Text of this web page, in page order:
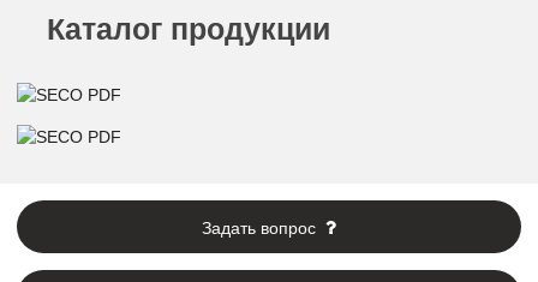
Каталог продукции
Задать вопрос